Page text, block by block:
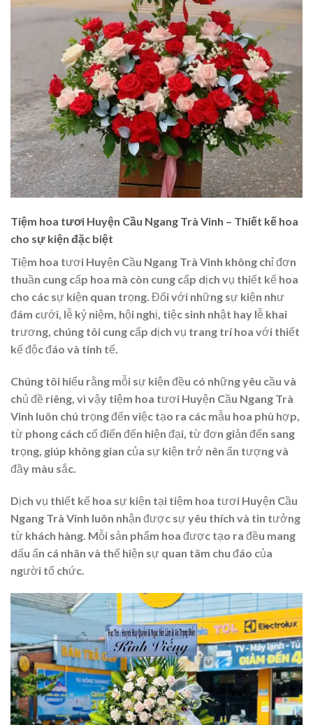
Tiệm hoa tươi Huyện Cầu Ngang Trà Vinh – Thiết kế hoa
cho sự kiện đặc biệt
Tiệm hoa tươi Huyện Cầu Ngang Trà Vinh không chỉ đơn
thuần cung cấp hoa mà còn cung cấp dịch vụ thiết kế hoa
cho các sự kiện quan trọng. Đối với những sự kiện như
đám cưới, lễ kỷ niệm, hội nghị, tiệc sinh nhật hay lễ khai
trương, chúng tôi cung cấp dịch vụ trang trí hoa với thiết
kế độc đáo và tinh tế.
Chúng tôi hiểu rằng mỗi sự kiện đều có những yêu cầu và
chủ đề riêng, vì vậy tiệm hoa tươi Huyện Cầu Ngang Trà
Vinh luôn chú trọng đến việc tạo ra các mẫu hoa phù hợp,
từ phong cách cổ điển đến hiện đại, từ đơn giản đến sang
trọng, giúp không gian của sự kiện trở nên ấn tượng và
đầy màu sắc.
Dịch vụ thiết kế hoa sự kiện tại tiệm hoa tươi Huyện Cầu
Ngang Trà Vinh luôn nhận được sự yêu thích và tin tưởng
từ khách hàng. Mỗi sản phẩm hoa được tạo ra đều mang
dấu ấn cá nhân và thể hiện sự quan tâm chu đáo của
người tổ chức.